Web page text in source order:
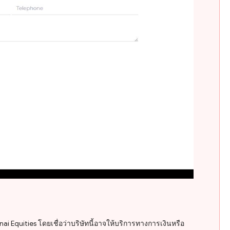
Equities โดยเชื่อว่าบริษัทนี้อาจให้บริการทางการเงินหรือ